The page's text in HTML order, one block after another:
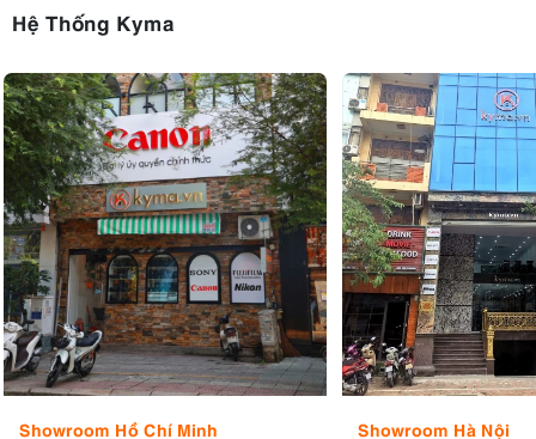
Hệ Thống Kyma
Showroom Hồ Chí Minh Showroom Hà Nội